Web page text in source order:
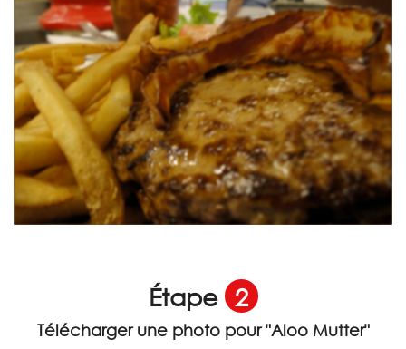
Étape 2
Télécharger une photo pour"Aloo Mutter"